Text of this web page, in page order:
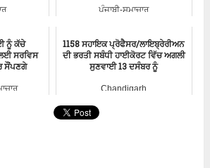
ਪੰਜਾਬੀ-ਸਮਾਚਾਰ
ਨੂੰ ਕੱਚੇ
ਸਰਵਿਸ
ਸੌਂਪਣਗੇ
1158 ਸਹਾਇਕ ਪ੍ਰੋਫੈਸਰ/ਲਾਇਬ੍ਰੇਰੀਅਨ
ਦੀ ਭਰਤੀ ਸਬੰਧੀ ਹਾਈਕੋਰਟ ਵਿੱਚ ਅਗਲੀ
ਸੁਣਵਾਈ 13 ਦਸੰਬਰ ਨੂੰ
Chandigarh